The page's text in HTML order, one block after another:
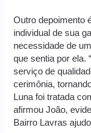
Outro depoimento
individual de sua
necessidade de
que sentia por ela.
serviço de
cerimônia,
Luna foi tratada
afirmou João,
Bairro Lavras